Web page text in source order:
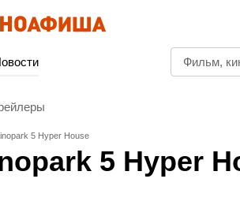
5 Hyper House
5 Hyper